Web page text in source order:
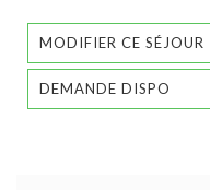
MODIFIER CE SÉJOUR
DEMANDE DISPO